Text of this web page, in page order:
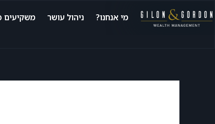
מי אנחנו? ניהול עושר משקיעים